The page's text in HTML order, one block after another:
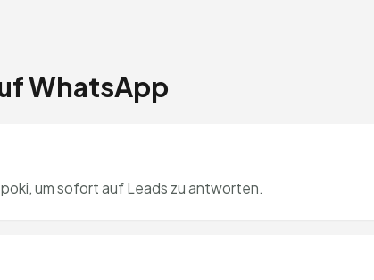
WhatsApp
um sofort auf Leads zu antworten.